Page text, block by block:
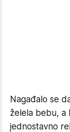
Nagađalo se
želela bebu, a
jednostavno